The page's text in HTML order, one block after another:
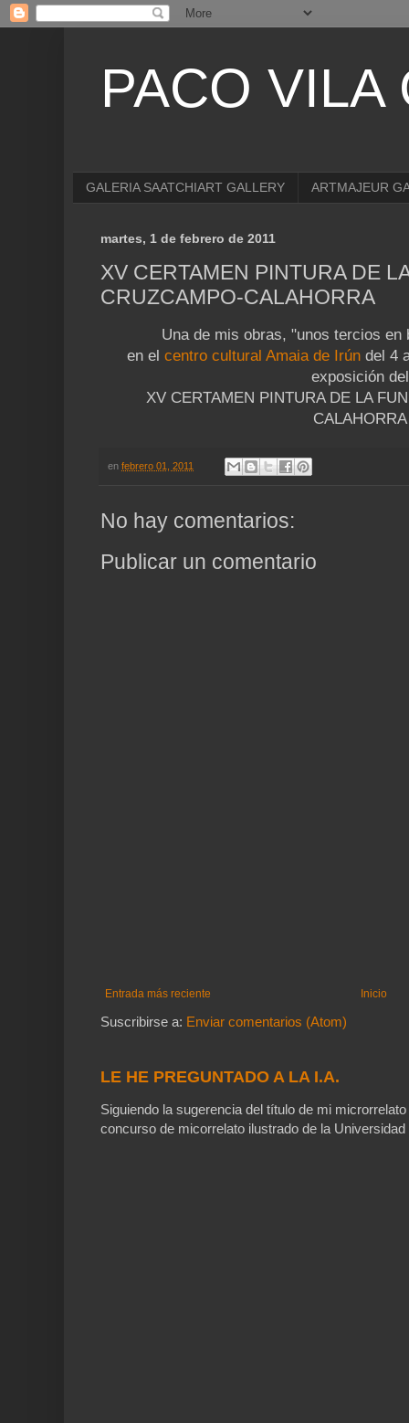
PACO VILA
GALERIA SAATCHIART GALLERY ARTMAJEUR
martes, 1 de febrero de 2011
XV CERTAMEN PINTURA DE
CRUZCAMPO-CALAHORRA
Una de mis obras, "unos tercios en
en el centro cultural Amaia de Irún del 4
exposición del
XV CERTAMEN PINTURA DE LA
CALAHORRA
en febrero 01, 2011
No hay comentarios:
Publicar un comentario
Entrada más reciente Inicio
Suscribirse a: Enviar comentarios (Atom)
LE HE PREGUNTADO A LA I.A.
Siguiendo la sugerencia del título de mi
concurso de micorrelato ilustrado de la Universidad